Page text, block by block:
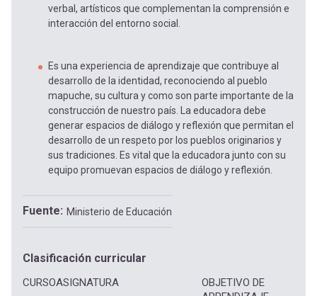
verbal, artísticos que complementan la comprensión e
interacción del entorno social.
Es una experiencia de aprendizaje que contribuye al
desarrollo de la identidad, reconociendo al pueblo
mapuche, su cultura y como son parte importante de la
construcción de nuestro país. La educadora debe
generar espacios de diálogo y reflexión que permitan el
desarrollo de un respeto por los pueblos originarios y
sus tradiciones. Es vital que la educadora junto con su
equipo promuevan espacios de diálogo y reflexión.
Fuente Ministerio de Educación
Clasificación curricular
CURSOASIGNATURA
OBJETIVO DE